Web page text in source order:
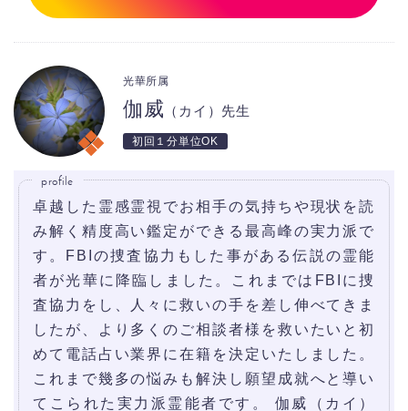
伽威 （カイ）先生
光華所属
初回１分単位OK
profile
卓越した霊感霊視でお相手の気持ちや現状を読
み解く精度高い鑑定ができる最高峰の実力派で
す。FBIの捜査協力もした事がある伝説の霊能
者が光華に降臨しました。これまではFBIに捜
査協力をし、人々に救いの手を差し伸べてきま
したが、より多くのご相談者様を救いたいと初
めて電話占い業界に在籍を決定いたしました。
これまで幾多の悩みも解決し願望成就へと導い
てこられた実力派霊能者です。 伽威（カイ）